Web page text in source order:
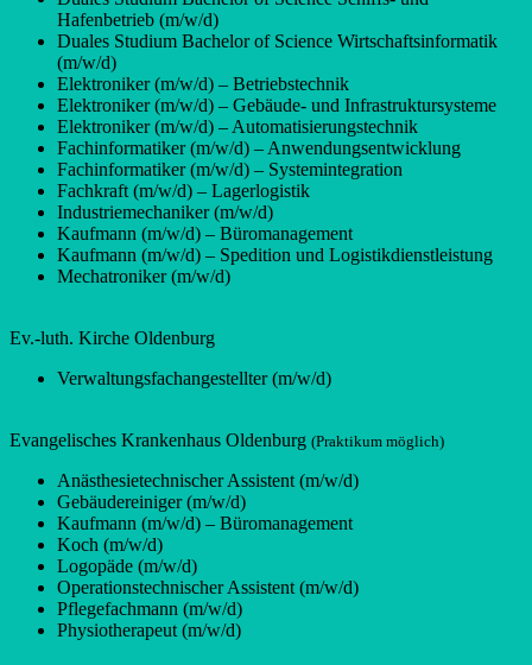
Hafenbetrieb (m/w/d)
Duales Studium Bachelor of Science Wirtschaftsinformatik
(m/w/d)
Elektroniker (m/w/d) – Betriebstechnik
Elektroniker (m/w/d) – Gebäude- und Infrastruktursysteme
Elektroniker (m/w/d) – Automatisierungstechnik
Fachinformatiker (m/w/d) – Anwendungsentwicklung
Fachinformatiker (m/w/d) – Systemintegration
Fachkraft (m/w/d) – Lagerlogistik
Industriemechaniker (m/w/d)
Kaufmann (m/w/d) – Büromanagement
Kaufmann (m/w/d) – Spedition und Logistikdienstleistung
Mechatroniker (m/w/d)
Ev.-luth. Kirche Oldenburg
Verwaltungsfachangestellter (m/w/d)
Evangelisches Krankenhaus Oldenburg (Praktikum möglich)
Anästhesietechnischer Assistent (m/w/d)
Gebäudereiniger (m/w/d)
Kaufmann (m/w/d) – Büromanagement
Koch (m/w/d)
Logopäde (m/w/d)
Operationstechnischer Assistent (m/w/d)
Pflegefachmann (m/w/d)
Physiotherapeut (m/w/d)